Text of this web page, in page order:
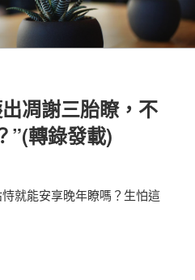
凋謝三胎瞭，不
”(轉錄發載)
就能安享晚年瞭嗎？生怕這